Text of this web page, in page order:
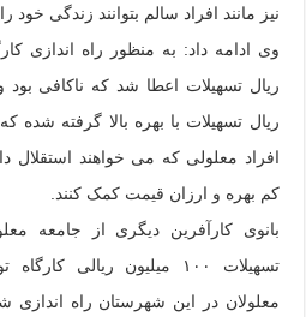
نیز مانند افراد سالم بتوانند زندگی خود را
ریال تسهیلات با بهره بالا گرفته شده
افراد معلولی که می خواهند استقلال
کم بهره و ارزان قیمت کمک کنند.
بانوی کارآفرین دیگری از جامعه
تسهیلات ۱۰۰ میلیون ریالی